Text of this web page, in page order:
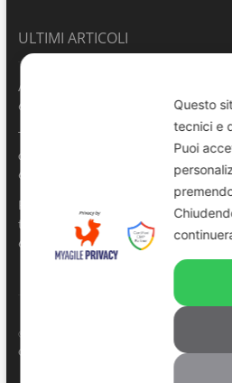
ULTIMI ARTICOLI
ANVU TG | Edizione del 06.08.2026
6 Agosto 2026
Terrasini 2026: aperte le pre-iscrizioni
delle Polizie Locali Siciliane
6 Agosto 2026
Pescara, comandante della Polizia
turista colto da malore in mare
6 Agosto 2026
© Copyright 2022. All right reserved to
Cookie Policy
Questo
tecnici e
Puoi